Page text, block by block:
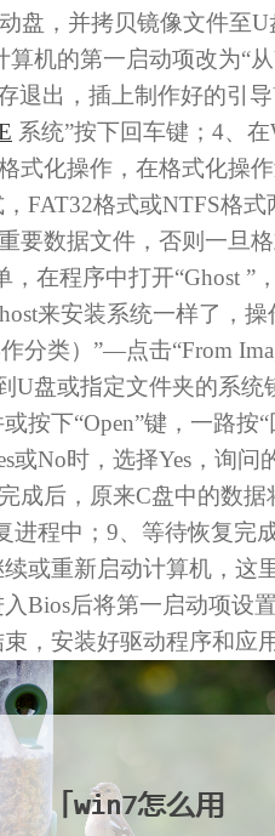
盘，并拷贝镜像文件至
算机的第一启动项改为“
退出，插上制作好的引
系统”按下回车键；4、
式化操作，在格式化操
，FAT32格式或NTFS格
要数据文件，否则一旦
，在程序中打开“Ghost ”
来安装系统一样了，
分类）”—点击“From
U盘或指定文件夹的系统
按下“Open”键，一路按
或No时，选择Yes，询
成后，原来C盘中的数据
进程中；9、等待恢复完
或重新启动计算机，这
Bios后将第一启动项设
，安装好驱动程序和应